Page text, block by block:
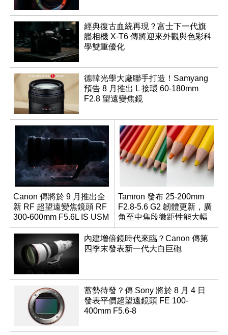
經典復古血統再現？富士下一代旗
艦相機 X-T6 傳將迎來外觀與色彩科
學雙重優化
德韓光學大廠聯手打造！Samyang
預告 8 月推出 L 接環 60-180mm
F2.8 望遠變焦鏡
Canon 傳將於 9 月推出全
新 RF 超望遠變焦鏡頭 RF
300-600mm F5.6L IS USM
Tamron 發布 25-200mm
F2.8-5.6 G2 韌體更新，廣
角至中焦段微距性能大幅
升級
內建增倍鏡時代來臨？Canon 傳第
四季末發表新一代大白巨砲
蓄勢待發？傳 Sony 將於 8 月 4 日
發表平價超望遠鏡頭 FE 100-
400mm F5.6-8